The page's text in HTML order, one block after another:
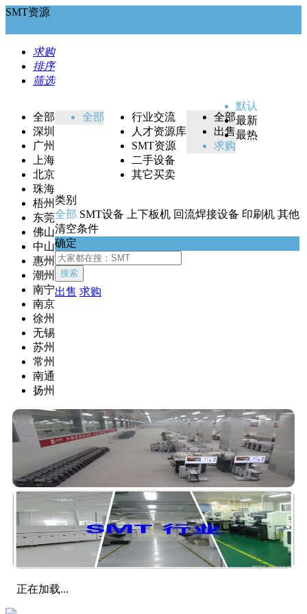
SMT资源
求购
排序
筛选
全部
深圳
广州
上海
北京
珠海
梧州
东莞
佛山
中山
惠州
潮州
南宁
南京
徐州
无锡
苏州
常州
南通
扬州
全部
行业交流
人才资源库
SMT资源
二手设备
其它买卖
全部
出售
求购
默认
最新
最热
类别
全部 SMT设备 上下板机 回流焊接设备 印刷机 其他
清空条件
确定
搜索
出售 求购
正在加载...